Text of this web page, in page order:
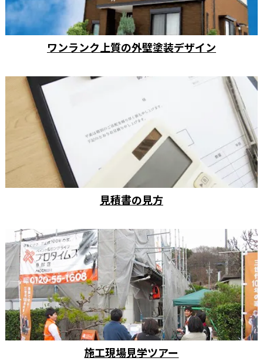
ワンランク上質の外壁塗装デザイン
見積書の見方
施工現場見学ツアー